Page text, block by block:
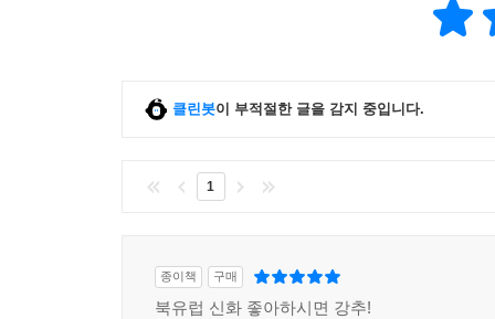
클린봇이 부적절한 글을 감지 중입니다.
1
종이책 구매
북유럽 신화 좋아하시면 강추!